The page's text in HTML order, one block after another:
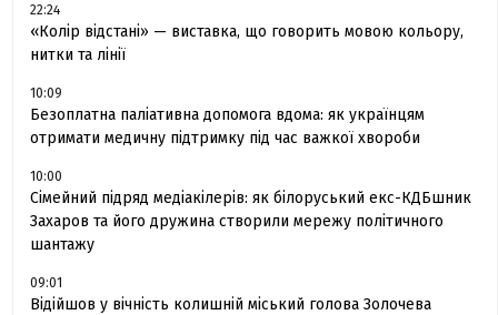
22:24
«Колір відстані» — виставка, що говорить мовою кольору,
нитки та лінії
10:09
Безоплатна паліативна допомога вдома: як українцям
отримати медичну підтримку під час важкої хвороби
10:00
Сімейний підряд медіакілерів: як білоруський екс-КДБшник
Захаров та його дружина створили мережу політичного
шантажу
09:01
Відійшов у вічність колишній міський голова Золочева